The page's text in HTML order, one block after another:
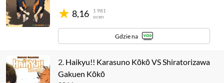
8,16
1 981
ocen
Gdzie na
2. Haikyu!! Karasuno Kōkō VS Shiratorizawa
Gakuen Kōkō